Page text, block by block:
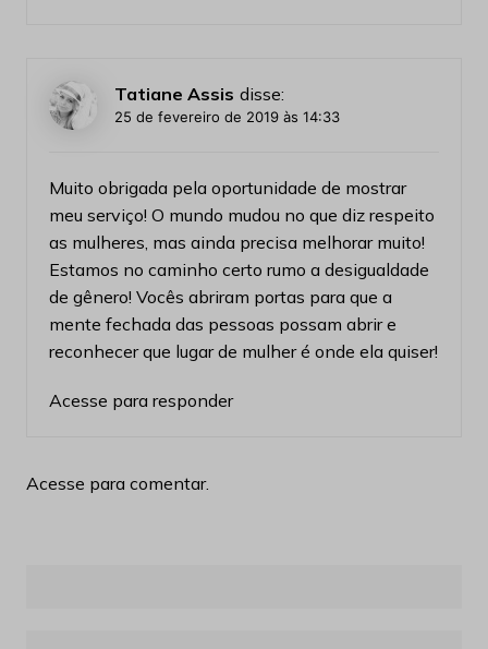
Tatiane Assis disse:
25 de fevereiro de 2019 às 14:33
Muito obrigada pela oportunidade de mostrar
meu serviço! O mundo mudou no que diz respeito
as mulheres, mas ainda precisa melhorar muito!
Estamos no caminho certo rumo a desigualdade
de gênero! Vocês abriram portas para que a
mente fechada das pessoas possam abrir e
reconhecer que lugar de mulher é onde ela quiser!
Acesse para responder
Acesse para comentar.